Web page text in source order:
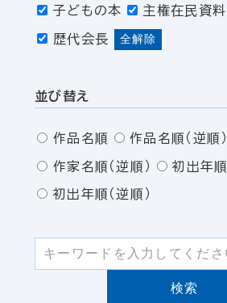
子どもの本 主権在民資料
歴代会長 全解除
並び替え
作品名順 作品名順（逆順）
作家名順（逆順） 初出年順
初出年順（逆順）
検索